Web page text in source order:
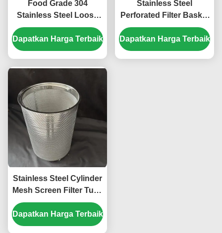
Food Grade 304
Stainless Steel Loose
Leaf Tea Infuser
Strainer dengan
Custom Logo Gold
Dapatkan Harga Terbaik
Stainless Steel
Perforated Filter Basket
Pipe/Wire Mesh
Cylinder Filter
Tube/Perforated
Dapatkan Harga Terbaik
Stainless Steel Cylinder
Mesh Screen Filter Tube
Woven Wire Mesh
Strainer Round
Perforated Filter Basket
Dapatkan Harga Terbaik